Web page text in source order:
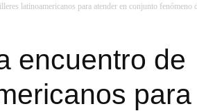
latinoamericanos para atender en conjunto fenómeno
encuentro de
para